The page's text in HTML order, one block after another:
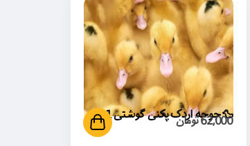
🦆 جوجه اردک پکنی گوشتی 1روزه
62,000تومان